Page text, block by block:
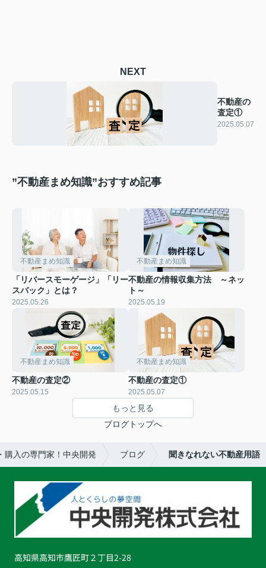
NEXT
不動産の
査定①
2025.05.07
”不動産まめ知識”おすすめ記事
不動産まめ知識
「リバースモーゲージ」「リー
スバック」とは？
2025.05.26
不動産まめ知識
不動産の情報収集方法 ～ネッ
ト～
2025.05.19
不動産まめ知識
不動産の査定②
2025.05.15
不動産まめ知識
不動産の査定①
2025.05.07
もっと見る
ブログトップへ
購入の専門家！中央開発 ブログ 聞きなれない不動産用語
高知県高知市鷹匠町２丁目2-28